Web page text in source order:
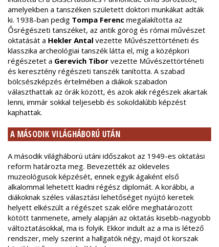
amelyekben a tanszéken született doktori munkákat adták
ki. 1938-ban pedig Tompa Ferenc megalakította az
Ősrégészeti tanszéket, az antik görög és római művészet
oktatását a Hekler Antal vezette Művészettörténeti és
klasszika archeológiai tanszék látta el, míg a középkori
régészetet a Gerevich Tibor vezette Művészettörténeti
és keresztény régészeti tanszék tanította. A szabad
bölcsészképzés értelmében a diákok szabadon
választhattak az órák között, és azok akik régészek akartak
lenni, immár sokkal teljesebb és sokoldalúbb képzést
kaphattak.
A MÁSODIK VILÁGHÁBORÚ UTÁN
A második világháború utáni időszakot az 1949-es oktatási
reform határozta meg. Bevezették az okleveles
muzeológusok képzését, ennek egyik ágaként első
alkalommal lehetett kiadni régész diplomát. A korábbi, a
diákoknak széles választási lehetőséget nyújtó keretek
helyett elkészült a régészet szak előre meghatározott
kötött tanmenete, amely alapján az oktatás kisebb-nagyobb
változtatásokkal, ma is folyik. Ekkor indult az a ma is létező
rendszer, mely szerint a hallgatók négy, majd öt korszak